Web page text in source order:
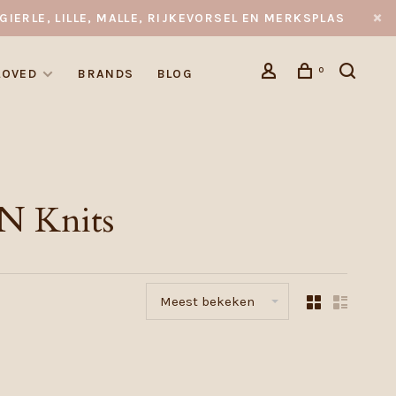
LILLE, MALLE, RIJKEVORSEL EN MERKSPLAS
BRANDS BLOG 0
Knits
Meest bekeken